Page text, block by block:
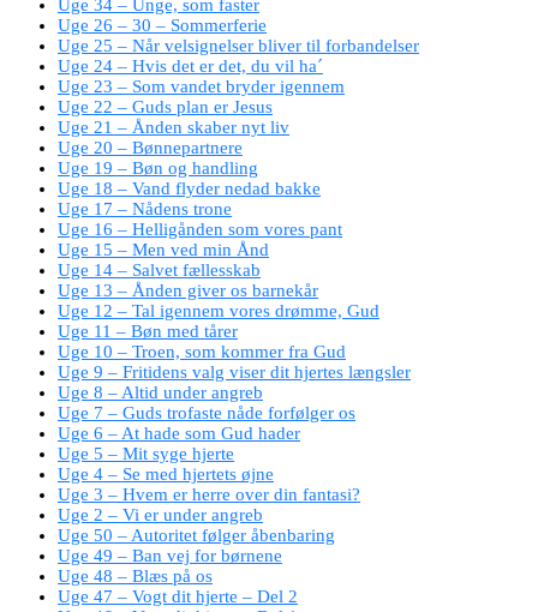
Uge 34 – Unge, som faster
Uge 26 – 30 – Sommerferie
Uge 25 – Når velsignelser bliver til forbandelser
Uge 24 – Hvis det er det, du vil ha´
Uge 23 – Som vandet bryder igennem
Uge 22 – Guds plan er Jesus
Uge 21 – Ånden skaber nyt liv
Uge 20 – Bønnepartnere
Uge 19 – Bøn og handling
Uge 18 – Vand flyder nedad bakke
Uge 17 – Nådens trone
Uge 16 – Helligånden som vores pant
Uge 15 – Men ved min Ånd
Uge 14 – Salvet fællesskab
Uge 13 – Ånden giver os barnekår
Uge 12 – Tal igennem vores drømme, Gud
Uge 11 – Bøn med tårer
Uge 10 – Troen, som kommer fra Gud
Uge 9 – Fritidens valg viser dit hjertes længsler
Uge 8 – Altid under angreb
Uge 7 – Guds trofaste nåde forfølger os
Uge 6 – At hade som Gud hader
Uge 5 – Mit syge hjerte
Uge 4 – Se med hjertets øjne
Uge 3 – Hvem er herre over din fantasi?
Uge 2 – Vi er under angreb
Uge 50 – Autoritet følger åbenbaring
Uge 49 – Ban vej for børnene
Uge 48 – Blæs på os
Uge 47 – Vogt dit hjerte – Del 2